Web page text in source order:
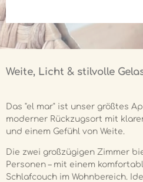
Weite, Licht & stilvolle
Das "el mar" ist unser größtes
moderner Rückzugsort mit
und einem Gefühl von Weite.
Die zwei großzügigen Zimmer
Personen – mit einem
Schlafcouch im Wohnbereich.